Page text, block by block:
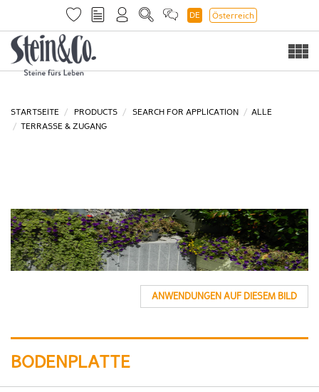
DE Österreich
STARTSEITE PRODUCTS SEARCH FOR APPLICATION
ALLE
TERRASSE & ZUGANG
ANWENDUNGEN AUF DIESEM BILD
BODENPLATTE